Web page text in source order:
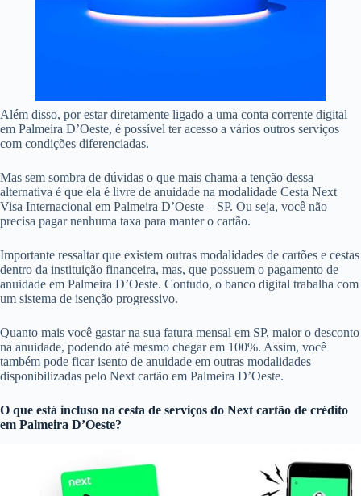
Além disso, por estar diretamente ligado a uma conta corrente digital
em Palmeira D’Oeste, é possível ter acesso a vários outros serviços
com condições diferenciadas.
Mas sem sombra de dúvidas o que mais chama a tenção dessa
alternativa é que ela é livre de anuidade na modalidade Cesta Next
Visa Internacional em Palmeira D’Oeste – SP. Ou seja, você não
precisa pagar nenhuma taxa para manter o cartão.
Importante ressaltar que existem outras modalidades de cartões e cestas
dentro da instituição financeira, mas, que possuem o pagamento de
anuidade em Palmeira D’Oeste. Contudo, o banco digital trabalha com
um sistema de isenção progressivo.
Quanto mais você gastar na sua fatura mensal em SP, maior o desconto
na anuidade, podendo até mesmo chegar em 100%. Assim, você
também pode ficar isento de anuidade em outras modalidades
disponibilizadas pelo Next cartão em Palmeira D’Oeste.
O que está incluso na cesta de serviços do Next cartão de crédito
em Palmeira D’Oeste?